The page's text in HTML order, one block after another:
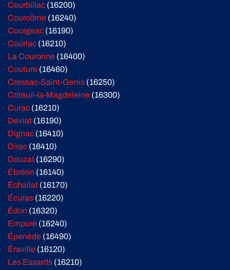
Courbillac (16200)
Courcôme (16240)
Courgeac (16190)
Courlac (16210)
La Couronne (16400)
Couture (16460)
Cressac-Saint-Genis (16250)
Criteuil-la-Magdeleine (16300)
Curac (16210)
Deviat (16190)
Dignac (16410)
Dirac (16410)
Douzat (16290)
Ébréon (16140)
Échallat (16170)
Écuras (16220)
Édon (16320)
Empuré (16240)
Épenède (16490)
Éraville (16120)
Les Essards (16210)